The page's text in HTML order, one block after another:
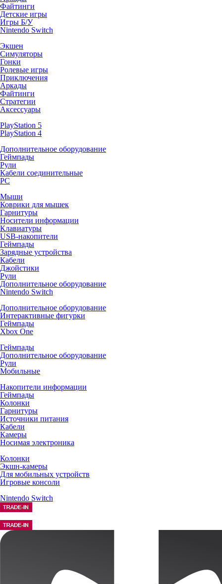
Файтинги
Детские игры
Игры Б/У
Nintendo Switch
Экшен
Симуляторы
Гонки
Ролевые игры
Приключения
Аркады
Файтинги
Стратегии
Аксессуары
PlayStation 5
PlayStation 4
Дополнительное оборудование
Геймпады
Рули
Кабели соединительные
PC
Мыши
Коврики для мышек
Гарнитуры
Носители информации
Клавиатуры
USB-накопители
Геймпады
Зарядные устройства
Кабели
Джойстики
Рули
Дополнительное оборудование
Nintendo Switch
Дополнительное оборудование
Интерактивные фигурки
Геймпады
Xbox One
Геймпады
Дополнительное оборудование
Рули
Мобильные
Накопители информации
Геймпады
Колонки
Гарнитуры
Источники питания
Кабели
Камеры
Носимая электроника
Колонки
Экшн-камеры
Для мобильных устройств
Игровые консоли
Nintendo Switch